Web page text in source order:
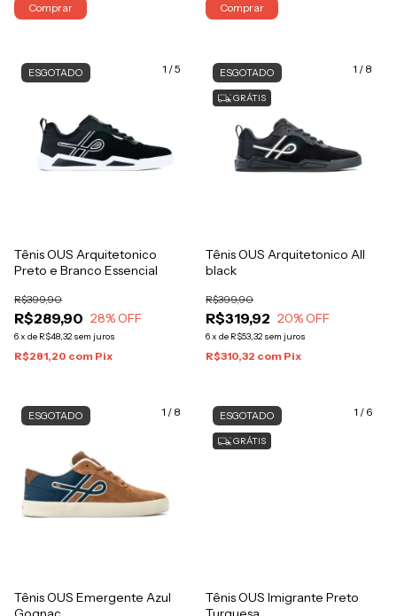
Comprar Comprar
1 /5
ESGOTADO
Tênis OUS Arquitetonico
Preto e Branco Essencial
R$289,90
R$399,90
28% OFF
6x de R$48,32 sem juros
R$281,20 com Pix
1 / 8
ESGOTADO
GRÁTIS
Tênis OUS Arquitetonico All
black
R$319,92
R$399,90
20% OFF
6x de R$53,32 sem juros
R$310,32 com Pix
1 / 8
ESGOTADO
Tênis OUS Emergente Azul
1 / 6
ESGOTADO
GRÁTIS
Tênis OUS Imigrante Preto